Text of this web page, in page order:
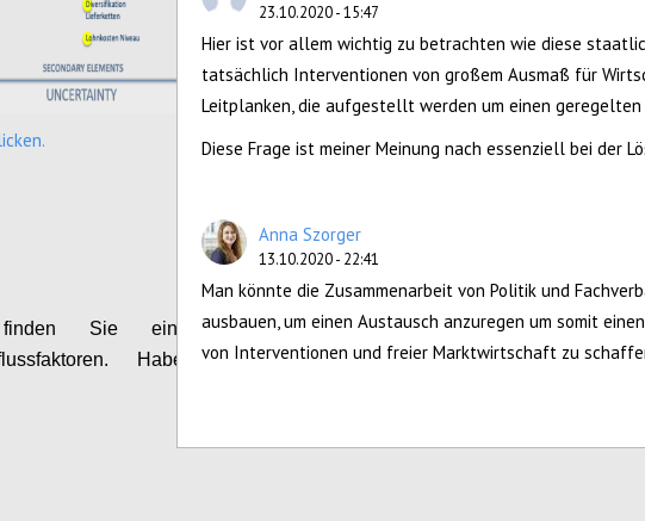
Configure
finden Sie eine Liste der
Haben Sie noch
23.10.2020 - 15:47
Hier ist vor allem wichtig zu betrachten wie diese
tatsächlich Interventionen von großem Ausmaß für
Leitplanken, die aufgestellt werden um einen
Diese Frage ist meiner Meinung nach essenziell bei der
Anna Szorger
13.10.2020 - 22:41
Man könnte die Zusammenarbeit von Politik und
ausbauen, um einen Austausch anzuregen um somit
von Interventionen und freier Marktwirtschaft zu